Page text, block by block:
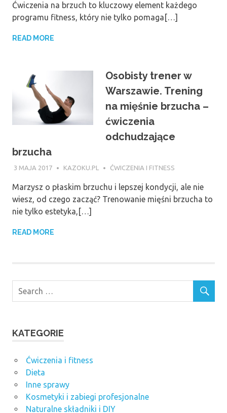
Ćwiczenia na brzuch to kluczowy element każdego
programu fitness, który nie tylko pomaga[…]
READ MORE
Osobisty trener w
Warszawie. Trening
na mięśnie brzucha –
ćwiczenia
odchudzające
brzucha
3 MAJA 2017 KAZOKU.PL ĆWICZENIA I FITNESS
Marzysz o płaskim brzuchu i lepszej kondycji, ale nie
wiesz, od czego zacząć? Trenowanie mięśni brzucha to
nie tylko estetyka,[…]
READ MORE
KATEGORIE
Ćwiczenia i fitness
Dieta
Inne sprawy
Kosmetyki i zabiegi profesjonalne
Naturalne składniki i DIY